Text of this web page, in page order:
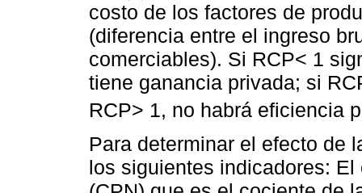
costo de los factores de
(diferencia entre el ingreso
comerciables). Si RCP< 1
tiene ganancia privada; si
RCP> 1, no habrá eficiencia
Para determinar el efecto de
los siguientes indicadores: